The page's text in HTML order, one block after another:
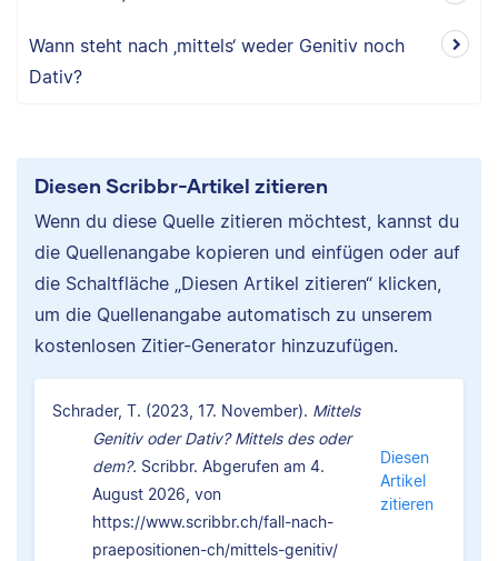
Wann steht nach ‚mittels‘ weder Genitiv noch
Dativ?
Diesen Scribbr-Artikel zitieren
Wenn du diese Quelle zitieren möchtest, kannst du
die Quellenangabe kopieren und einfügen oder auf
die Schaltfläche „Diesen Artikel zitieren“ klicken,
um die Quellenangabe automatisch zu unserem
kostenlosen Zitier-Generator hinzuzufügen.
Schrader, T. (2023, 17. November). Mittels
Genitiv oder Dativ? Mittels des oder
dem?. Scribbr. Abgerufen am 4.
August 2026, von
https://www.scribbr.ch/fall-nach-
praepositionen-ch/mittels-genitiv/
Diesen
Artikel
zitieren